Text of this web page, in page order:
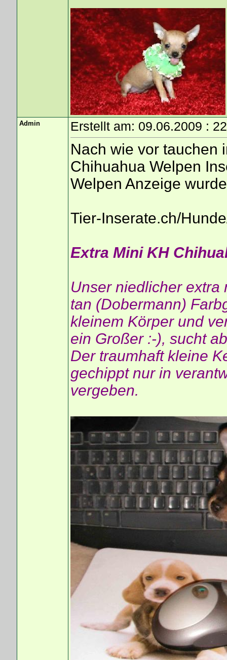
Admin Erstellt am: 09.06.2009 :
Nach wie vor tauchen
Chihuahua Welpen
Welpen Anzeige
Tier-Inserate.ch/
Extra Mini KH
Unser niedlicher
tan (Dobermann)
kleinem Körper und
ein Großer :-), sucht
Der traumhaft kleine
gechippt nur in
vergeben.